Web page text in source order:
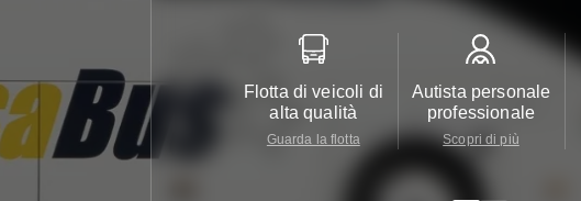
Flotta di veicoli di
alta qualità
Guarda la flotta
Autista personale
professionale
Scopri di più